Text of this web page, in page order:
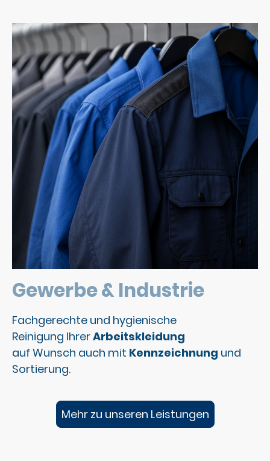
Gewerbe & Industrie
Fachgerechte und hygienische
Reinigung IhrerArbeitskleidung
auf Wunsch auch mit Kennzeichnung und
Sortierung.
Mehr zu unseren Leistungen